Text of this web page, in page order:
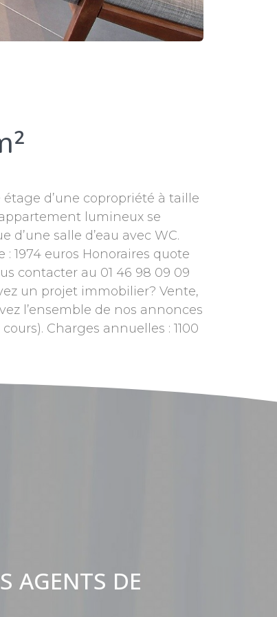
d’une copropriété à taille
lumineux se
salle d’eau avec WC.
1974 euros Honoraires quote
contacter au 01 46 98 09 09
un projet immobilier? Vente,
l’ensemble de nos annonces
Charges annuelles : 1100
AGENTS DE